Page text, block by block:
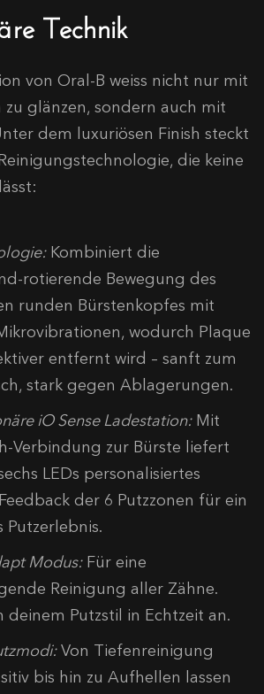
Technik
von Oral-B weiss nicht nur mit
zu glänzen, sondern auch mit
dem luxuriösen Finish steckt
die keine
Kombiniert die
rotierende Bewegung des
runden Bürstenkopfes mit
wodurch Plaque
entfernt wird – sanft zum
stark gegen Ablagerungen.
iO Sense Ladestation:Mit
Verbindung zur Bürste liefert
LEDs personalisiertes
der 6 Putzzonen für ein
Putzerlebnis.
Modus:Für eine
Reinigung aller Zähne.
deinem Putzstil in Echtzeit an.
Von Tiefenreinigung
bis hin zu Aufhellen lassen